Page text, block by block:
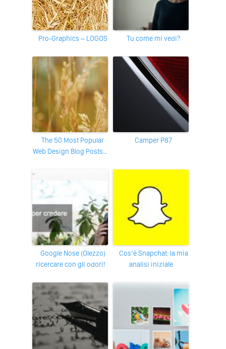
Pro-Graphics – LOGOS Tu come mi vedi?
The 50 Most Popular
Web Design Blog Posts…
Camper P87
Google Nose (Olezzo)
ricercare con gli odori!
Cos’è Snapchat: la mia
analisi iniziale